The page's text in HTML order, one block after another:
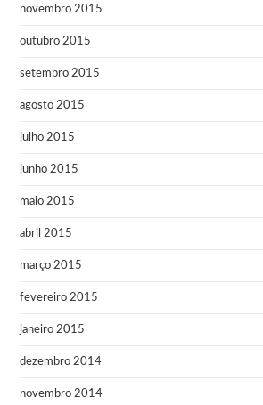
novembro 2015
outubro 2015
setembro 2015
agosto 2015
julho 2015
junho 2015
maio 2015
abril 2015
março 2015
fevereiro 2015
janeiro 2015
dezembro 2014
novembro 2014